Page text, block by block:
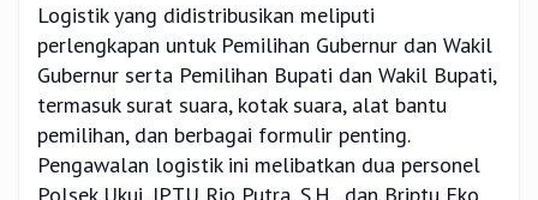
Logistik yang didistribusikan meliputi
perlengkapan untuk Pemilihan Gubernur dan Wakil
Gubernur serta Pemilihan Bupati dan Wakil Bupati,
termasuk surat suara, kotak suara, alat bantu
pemilihan, dan berbagai formulir penting.
Pengawalan logistik ini melibatkan dua personel